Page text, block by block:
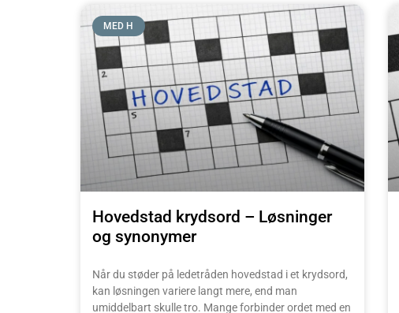
MED H
Hovedstad krydsord – Løsninger
og synonymer
Når du støder på ledetråden hovedstad i et krydsord,
kan løsningen variere langt mere, end man
umiddelbart skulle tro. Mange forbinder ordet med en